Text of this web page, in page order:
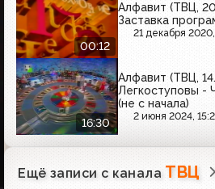
00:12
Алфавит (ТВЦ,
Заставка
21 декабря
16:30
Алфавит (ТВЦ,
Легкоступовы -
(не с начала)
2 июня 2024,
Ещё записи с канала ТВЦ